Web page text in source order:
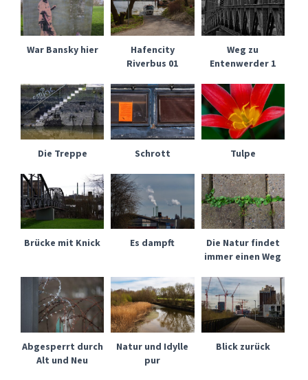
War Bansky hier
Hafencity
Riverbus 01
Weg zu
Entenwerder 1
Die Treppe Schrott Tulpe
Brücke mit Knick Es dampft
Die Natur findet
immer einen Weg
Abgesperrt durch
Alt und Neu
Natur und Idylle
pur
Blick zurück